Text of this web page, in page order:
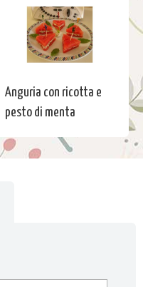
Anguria con ricotta e
pesto di menta